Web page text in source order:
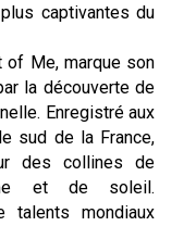
captivantes du
of Me, marque son
la découverte de
Enregistré aux
sud de la France,
des collines de
et de soleil.
talents mondiaux